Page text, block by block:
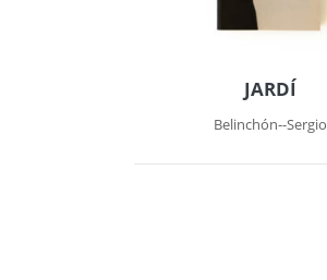
JARDÍ
Belinchón--Sergio